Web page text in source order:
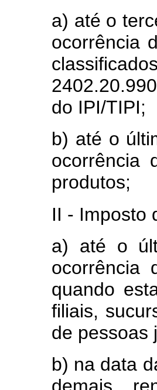
a) até o
ocorrência
do IPI/TIPI;
b) até o
ocorrência
produtos;
II - Imposto
a) até o
ocorrência
quando
filiais,
de pessoas
b) na data